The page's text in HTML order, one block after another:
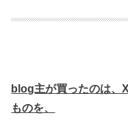
blog主が買ったのは、
ものを、